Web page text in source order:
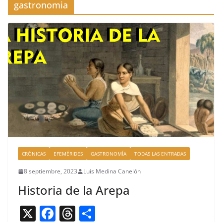
gastronomia
CRÓNICAS EFEMÉRIDES GASTRONOMÍA TODAS LAS ENTRADAS
8 septiembre, 2023 Luis Medina Canelón
Historia de la Arepa
X F T